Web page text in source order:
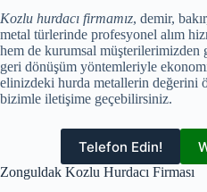
Kozlu hurdacı firmamız, demir,
metal türlerinde profesyonel alım
hem de kurumsal müşterilerimizden
geri dönüşüm yöntemleriyle
elinizdeki hurda metallerin değerini
bizimle iletişime geçebilirsiniz.
Telefon Edin!
Zonguldak Kozlu Hurdacı Firması